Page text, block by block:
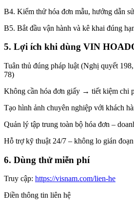
B4. Kiểm thử hóa đơn mẫu, hướng dẫn
B5. Bắt đầu vận hành và kê khai đúng
5. Lợi ích khi dùng VIN
Tuân thủ đúng pháp luật (Nghị quyết
78)
Không cần hóa đơn giấy → tiết kiệm chi
Tạo hình ảnh chuyên nghiệp với khách
Quản lý tập trung toàn bộ hóa đơn –
Hỗ trợ kỹ thuật 24/7 – không lo gián đoạn
6. Dùng thử miễn phí
Truy cập: https://visnam.com/lien-he
Điền thông tin liên hệ